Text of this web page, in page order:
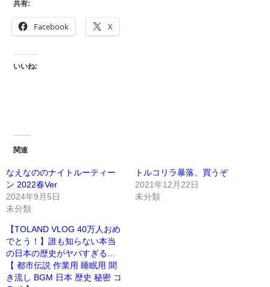
共有:
Facebook X
いいね:
関連
なえなののナイトルーティー
ン 2022春Ver
2024年9月5日
未分類
トルコリラ暴落、買うぞ
2021年12月22日
未分類
【TOLAND VLOG 40万人おめ
でとう！】誰も知らない本当
の日本の歴史がヤバすぎる…
【 都市伝説 作業用 睡眠用 聞
き流し BGM 日本 歴史 秘密 コ